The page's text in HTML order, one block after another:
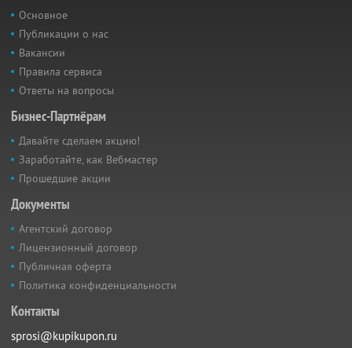
Основное
Публикации о нас
Вакансии
Правила сервиса
Ответы на вопросы
Бизнес-Партнёрам
Давайте сделаем акцию!
Заработайте, как Вебмастер
Прошедшие акции
Документы
Агентский договор
Лицензионный договор
Публичная оферта
Политика конфиденциальности
Контакты
sprosi@kupikupon.ru